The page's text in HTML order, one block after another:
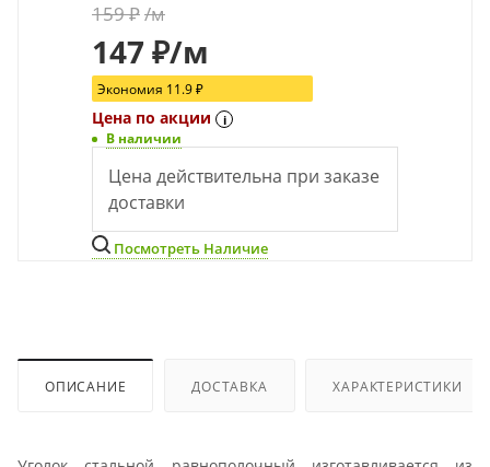
159₽/м
147 ₽/м
Экономия 11.9₽
Цена по акции i
В наличии
Цена действительна при заказе
доставки
Посмотреть Наличие
ОПИСАНИЕ ДОСТАВКА ХАРАКТЕРИСТИКИ